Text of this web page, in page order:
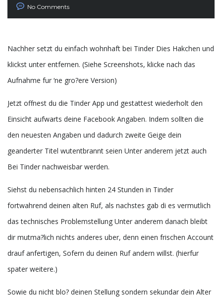
No Comments
Nachher setzt du einfach wohnhaft bei Tinder Dies Hakchen und
klickst unter entfernen. (Siehe Screenshots, klicke nach das
Aufnahme fur ‘ne gro?ere Version)
Jetzt offnest du die Tinder App und gestattest wiederholt den
Einsicht aufwarts deine Facebook Angaben. Indem sollten die
den neuesten Angaben und dadurch zweite Geige dein
geanderter Titel wutentbrannt seien Unter anderem jetzt auch
Bei Tinder nachweisbar werden.
Siehst du nebensachlich hinten 24 Stunden in Tinder
fortwahrend deinen alten Ruf, als nachstes gab di es vermutlich
das technisches Problemstellung Unter anderem danach bleibt
dir mutma?lich nichts anderes uber, denn einen frischen Account
drauf anfertigen, Sofern du deinen Ruf andern willst. (hierfur
spater weitere.)
Sowie du nicht blo? deinen Stellung sondern sekundar dein Alter